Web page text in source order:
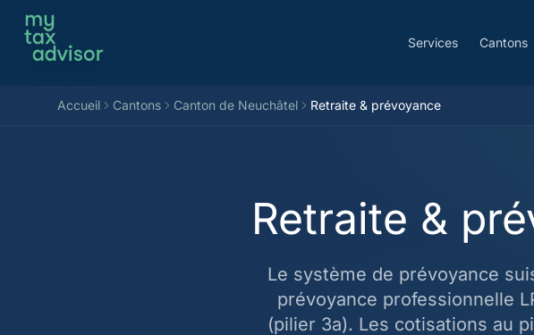
Aller au contenu
Services Cantons
Accueil Cantons Canton de Neuchâtel Retraite & prévoyance
Retraite &
Le système de prévoyance
prévoyance professionnelle
(pilier 3a). Les cotisations au